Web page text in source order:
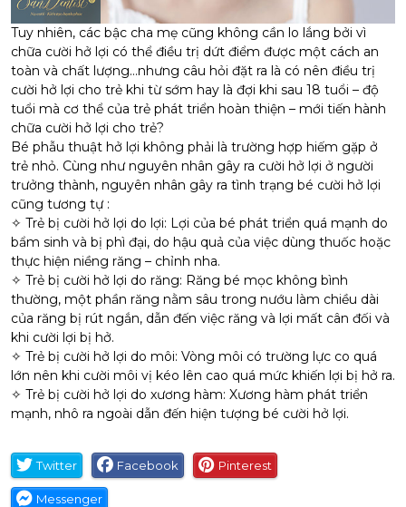
Tuy nhiên, các bậc cha mẹ cũng không cần lo lắng bởi vì
chữa cười hở lợi có thể điều trị dứt điểm được một cách an
toàn và chất lượng…nhưng câu hỏi đặt ra là có nên điều trị
cười hở lợi cho trẻ khi từ sớm hay là đợi khi sau 18 tuổi – độ
tuổi mà cơ thể của trẻ phát triển hoàn thiện – mới tiến hành
chữa cười hở lợi cho trẻ?
Bé phẫu thuật hở lợi không phải là trường hợp hiếm gặp ở
trẻ nhỏ. Cùng như nguyên nhân gây ra cười hở lợi ở người
trưởng thành, nguyên nhân gây ra tình trạng bé cười hở lợi
cũng tương tự :
✧ Trẻ bị cười hở lợi do lợi: Lợi của bé phát triển quá mạnh do
bẩm sinh và bị phì đại, do hậu quả của việc dùng thuốc hoặc
thực hiện niềng răng – chỉnh nha.
✧ Trẻ bị cười hở lợi do răng: Răng bé mọc không bình
thường, một phần răng nằm sâu trong nướu làm chiều dài
của răng bị rút ngắn, dẫn đến việc răng và lợi mất cân đối và
khi cười lợi bị hở.
✧ Trẻ bị cười hở lợi do môi: Vòng môi có trường lực co quá
lớn nên khi cười môi vị kéo lên cao quá mức khiến lợi bị hở ra.
✧ Trẻ bị cười hở lợi do xương hàm: Xương hàm phát triển
mạnh, nhô ra ngoài dẫn đến hiện tượng bé cười hở lợi.
Twitter Facebook Pinterest
Messenger